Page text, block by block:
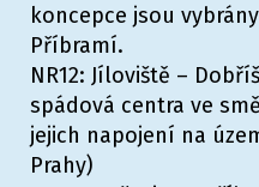
koncepce jsou
Příbramí.
NR12: Jíloviště –
spádová centra ve
jejich napojení na
Prahy)